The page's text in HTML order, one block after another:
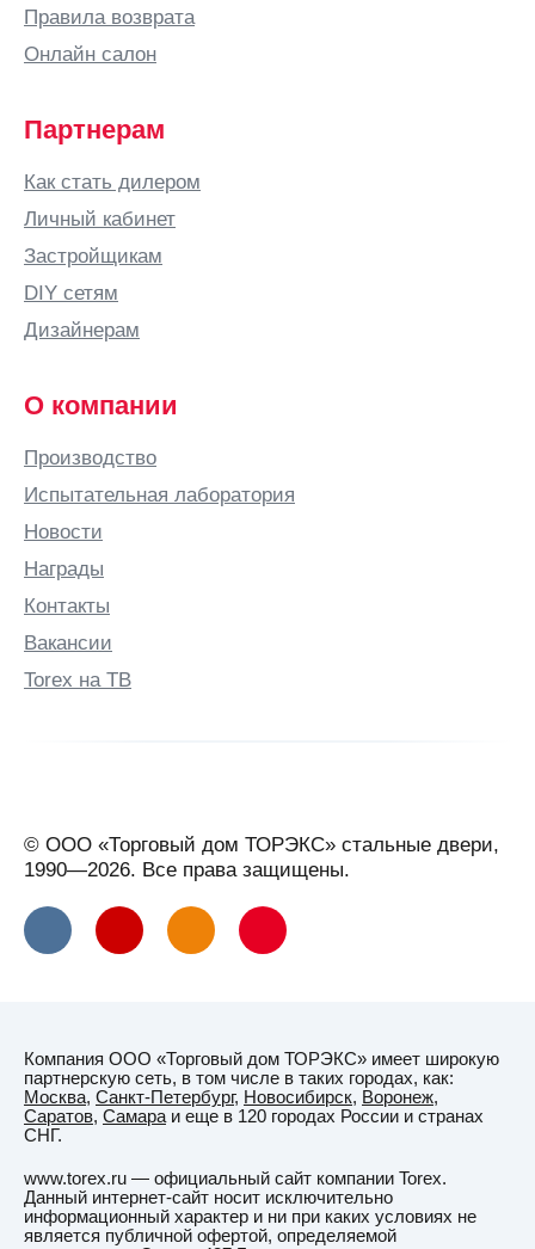
Правила возврата
Онлайн салон
Партнерам
Как стать дилером
Личный кабинет
Застройщикам
DIY сетям
Дизайнерам
О компании
Производство
Испытательная лаборатория
Новости
Награды
Контакты
Вакансии
Torex на ТВ
© ООО «Торговый дом ТОРЭКС» стальные двери,
1990—2026. Все права защищены.
Компания ООО «Торговый дом ТОРЭКС» имеет широкую
партнерскую сеть, в том числе в таких городах, как:
Москва, Санкт-Петербург, Новосибирск, Воронеж,
Саратов, Самараи еще в 120 городах России и странах
СНГ.
www.torex.ru — официальный сайт компании Torex.
Данный интернет-сайт носит исключительно
информационный характер и ни при каких условиях не
является публичной офертой, определяемой